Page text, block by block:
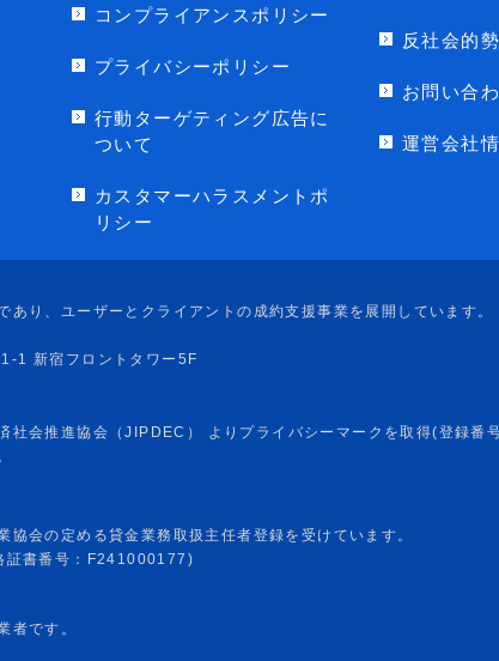
コンプライアンスポリシー
プライバシーポリシー
行動ターゲティング広告に
ついて
カスタマーハラスメントポ
リシー
反社会的
お問い合
運営会社
会の定める貸金業務取扱主任者登録を受けています。
証書番号：F241000177)
者です。